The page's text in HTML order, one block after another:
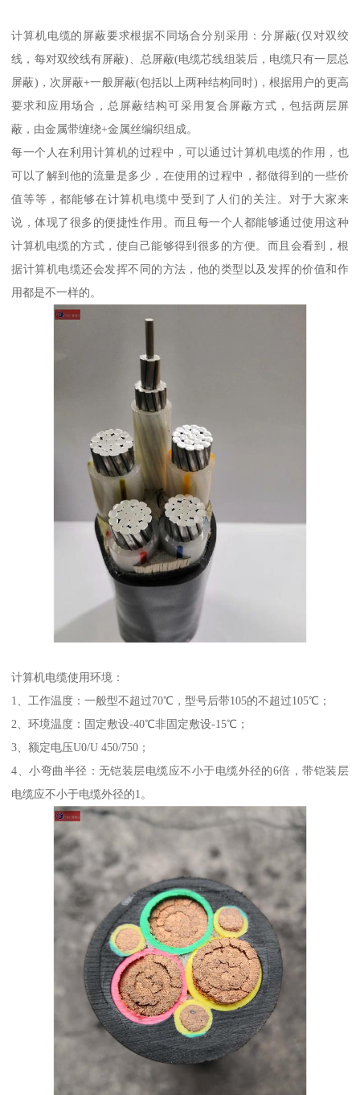
计算机电缆的屏蔽要求根据不同场合分别采用：分屏蔽(仅对双绞
线，每对双绞线有屏蔽)、总屏蔽(电缆芯线组装后，电缆只有一层总
屏蔽)，次屏蔽+一般屏蔽(包括以上两种结构同时)，根据用户的更高
要求和应用场合，总屏蔽结构可采用复合屏蔽方式，包括两层屏
蔽，由金属带缠绕+金属丝编织组成。
每一个人在利用计算机的过程中，可以通过计算机电缆的作用，也
可以了解到他的流量是多少，在使用的过程中，都做得到的一些价
值等等，都能够在计算机电缆中受到了人们的关注。对于大家来
说，体现了很多的便捷性作用。而且每一个人都能够通过使用这种
计算机电缆的方式，使自己能够得到很多的方便。而且会看到，根
据计算机电缆还会发挥不同的方法，他的类型以及发挥的价值和作
用都是不一样的。
计算机电缆使用环境：
1、工作温度：一般型不超过70℃，型号后带105的不超过105℃；
2、环境温度：固定敷设-40℃非固定敷设-15℃；
3、额定电压U0/U 450/750；
4、小弯曲半径：无铠装层电缆应不小于电缆外径的6倍，带铠装层
电缆应不小于电缆外径的1。